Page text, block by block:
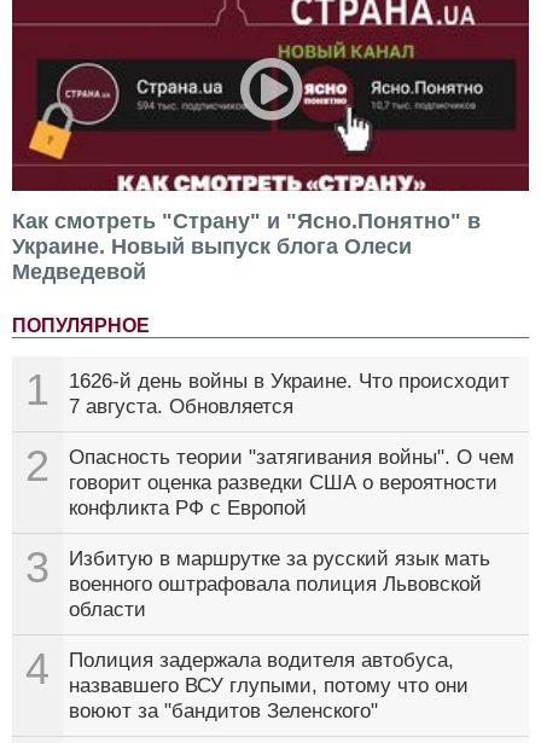
Как смотреть "Страну" и "Ясно.Понятно" в
Украине. Новый выпуск блога Олеси
Медведевой
ПОПУЛЯРНОЕ
1
1626-й день войны в Украине. Что происходит
7 августа. Обновляется
2
Опасность теории "затягивания войны". О чем
говорит оценка разведки США о вероятности
конфликта РФ с Европой
3
Избитую в маршрутке за русский язык мать
военного оштрафовала полиция Львовской
области
4
Полиция задержала водителя автобуса,
назвавшего ВСУ глупыми, потому что они
воюют за "бандитов Зеленского"